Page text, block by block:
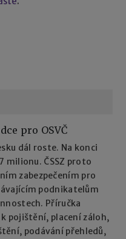
pro OSVČ
dál roste. Na konci
milionu. ČSSZ proto
zabezpečením pro
podnikatelům
Příručka
pojištění, placení záloh,
podávání přehledů,